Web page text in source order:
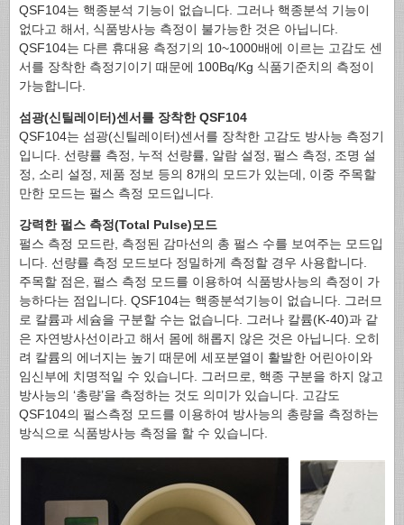
QSF104는 핵종분석 기능이 없습니다. 그러나 핵종분석 기능이
없다고 해서, 식품방사능 측정이 불가능한 것은 아닙니다.
QSF104는 다른 휴대용 측정기의 10~1000배에 이르는 고감도 센
서를 장착한 측정기이기 때문에 100Bq/Kg 식품기준치의 측정이
가능합니다.
섬광(신틸레이터)센서를 장착한 QSF104
QSF104는 섬광(신틸레이터)센서를 장착한 고감도 방사능 측정기
입니다. 선량률 측정, 누적 선량률, 알람 설정, 펄스 측정, 조명 설
정, 소리 설정, 제품 정보 등의 8개의 모드가 있는데, 이중 주목할
만한 모드는 펄스 측정 모드입니다.
강력한 펄스 측정(Total Pulse)모드
펄스 측정 모드란, 측정된 감마선의 총 펄스 수를 보여주는 모드입
니다. 선량률 측정 모드보다 정밀하게 측정할 경우 사용합니다.
주목할 점은, 펄스 측정 모드를 이용하여 식품방사능의 측정이 가
능하다는 점입니다. QSF104는 핵종분석기능이 없습니다. 그러므
로 칼륨과 세슘을 구분할 수는 없습니다. 그러나 칼륨(K-40)과 같
은 자연방사선이라고 해서 몸에 해롭지 않은 것은 아닙니다. 오히
려 칼륨의 에너지는 높기 때문에 세포분열이 활발한 어린아이와
임신부에 치명적일 수 있습니다. 그러므로, 핵종 구분을 하지 않고
방사능의 ‘총량’을 측정하는 것도 의미가 있습니다. 고감도
QSF104의 펄스측정 모드를 이용하여 방사능의 총량을 측정하는
방식으로 식품방사능 측정을 할 수 있습니다.